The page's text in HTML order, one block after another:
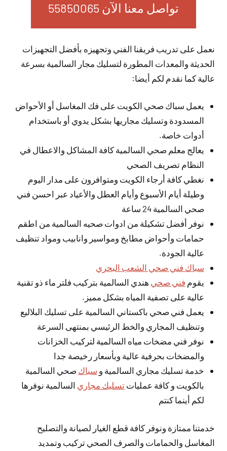
تواصل معنا الآن 55850065
نعمل على تدريب فريقنا الفني وتجهيزه بأفضل التجهيزات
الحديثة والمعدات المطورة لتسليك مجار السالمية بسرعة
عالية كما نقدم لكم أيضا:
يعمل سباك صحي الكويت على فك المغاسل أو الأحواض
المسدودة وتسليك مجاريها بشكل يدوي أو باستخدام
أدوات خاصة.
يعالج معلم صحي السالمية كافة المشاكل والاعطال في
النظام تصريف الصحي
نغطي كافة أرجاء الكويت ومتوافرون على مدار اليوم
وطيلة أيام الأسبوع وأيام العطل والأعياد عبر احسن فني
صحي السالمية 24 ساعة
نوفر أفضل تشكيلة من ادوات صحيه السالمية من اطقم
حمامات وأحواض مطابخ ومواسير وانابيب ومواد تنظيف
عالية الجودة.
سباك فني صحي الشعب البحري
يقوم فني صحي هندي السالمية بتركيب فلتر ماء ذو تقنية
عالية على تصفية المياه بشكل مميز.
يعمل فني صحي باكستاني السالمية على تسليك البلاليع
وتنظيف المجاري والخط الرئيسي بمنتهى السرعة
نوفر فني مضخات مياه السالمية لتركيب الخزانات
والمضخات بحرفية عالية وبأسعار رخيصة جدا
خدمة تسليك مجاري السالمية و سباك صحي السالمية
بالكويت و كافة عملياتتسليك مجاري السالمية نوفرها
لكم أينما كنتم
خدمتنا ممتازة ونوفر كافة قطع الغيار لصيانة والتصليح
المغاسل والحمامات والصرف الصحي تركيب وتمديد